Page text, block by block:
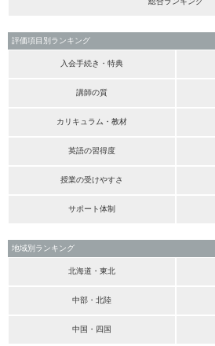
評価項目別ランキング
入会手続き・特典
講師の質
カリキュラム・教材
英語の習得度
授業の受けやすさ
サポート体制
地域別ランキング
北海道・東北
中部・北陸
中国・四国